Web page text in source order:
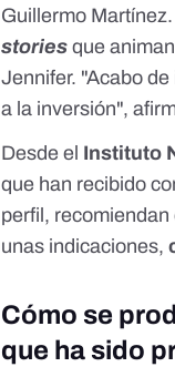
Guillermo Martínez
stories que
Jennifer. "Acabo
a la inversión",
Desde el Instituto
que han recibido
perfil,
unas indicaciones,
Cómo se
que ha sido